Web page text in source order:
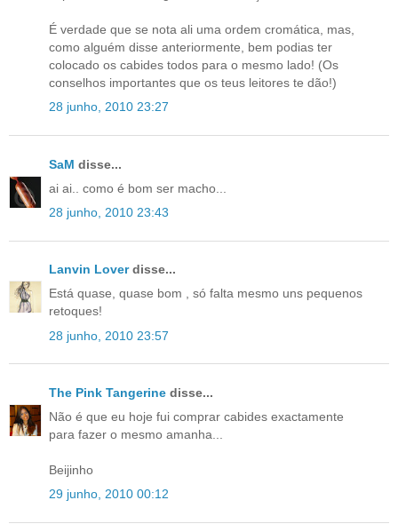
É verdade que se nota ali uma ordem cromática, mas,
como alguém disse anteriormente, bem podias ter
colocado os cabides todos para o mesmo lado! (Os
conselhos importantes que os teus leitores te dão!)
28 junho, 2010 23:27
SaM disse...
ai ai.. como é bom ser macho...
28 junho, 2010 23:43
Lanvin Loverdisse...
Está quase, quase bom , só falta mesmo uns pequenos
retoques!
28 junho, 2010 23:57
The Pink Tangerine disse...
Não é que eu hoje fui comprar cabides exactamente
para fazer o mesmo amanha...
Beijinho
29 junho, 2010 00:12